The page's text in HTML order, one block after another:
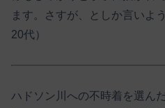
ます。さすが、としか言いよ
20代）
ハドソン川への不時着を選ん